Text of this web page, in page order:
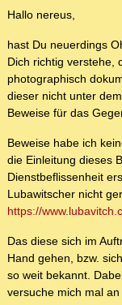
Hallo nereus,
hast Du neuerdings
Dich richtig verstehe,
photographisch
dieser nicht unter
Beweise für das
Beweise habe ich
die Einleitung dieses
Dienstbeflissenheit
Lubawitscher nicht
https://
Das diese sich im
Hand gehen, bzw.
so weit bekannt.
versuche mich mal